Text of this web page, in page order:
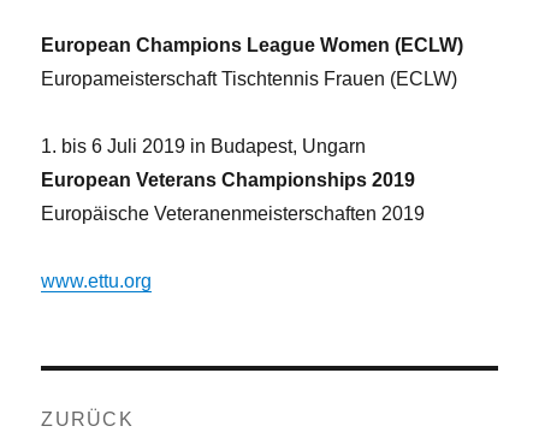
European Champions League Women (ECLW)
Europameisterschaft Tischtennis Frauen (ECLW)
1. bis 6 Juli 2019 in Budapest, Ungarn
European Veterans Championships 2019
Europäische Veteranenmeisterschaften 2019
www.ettu.org
ZURÜCK